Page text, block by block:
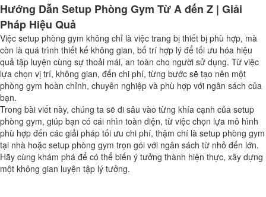
Hướng Dẫn Setup Phòng Gym Từ A đến Z | Giải
Pháp Hiệu Quả
Việc setup phòng gym không chỉ là việc trang bị thiết bị phù hợp, mà
còn là quá trình thiết kế không gian, bố trí hợp lý để tối ưu hóa hiệu
quả tập luyện cùng sự thoải mái, an toàn cho người sử dụng. Từ việc
lựa chọn vị trí, không gian, đến chi phí, từng bước sẽ tạo nên một
phòng gym hoàn chỉnh, chuyên nghiệp và phù hợp với ngân sách của
bạn.
Trong bài viết này, chúng ta sẽ đi sâu vào từng khía cạnh của setup
phòng gym, giúp bạn có cái nhìn toàn diện, từ việc chọn lựa mô hình
phù hợp đến các giải pháp tối ưu chi phí, thậm chí là setup phòng gym
tại nhà hoặc setup phòng gym trọn gói với ngân sách từ nhỏ đến lớn.
Hãy cùng khám phá để có thể biến ý tưởng thành hiện thực, xây dựng
một không gian luyện tập lý tưởng.